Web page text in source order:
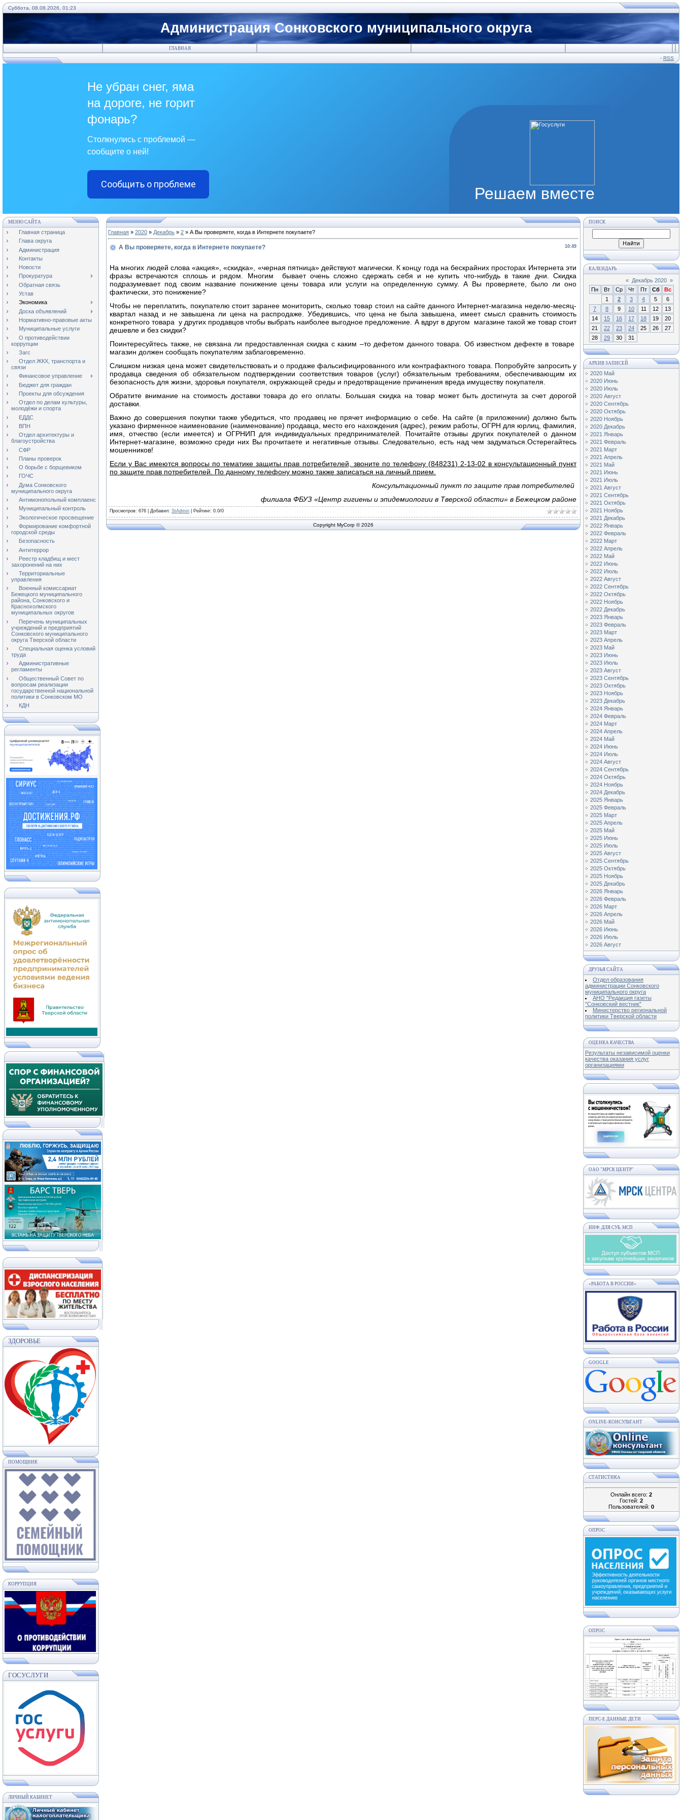
Суббота, 08.08.2026, 01:23
Администрация Сонковского муниципального округа
ГЛАВНАЯ
· RSS
Решаем вместе
Не убран снег, яма
на дороге, не горит
фонарь?
Столкнулись с проблемой —
сообщите о ней!
Сообщить о проблеме
МЕНЮ САЙТА
Главная страница
Глава округа
Администрация
Контакты
Новости
Прокуратура
Обратная связь
Устав
Экономика
Доска объявлений
Нормативно-правовые акты
Муниципальные услуги
О противодействии
коррупции
Загс
Отдел ЖКХ, транспорта и
связи
Финансовое управление
Бюджет для граждан
Проекты для обсуждения
Отдел по делам культуры,
молодёжи и спорта
ЕДДС
ВПН
Отдел архитектуры и
благоустройства
СФР
Планы проверок
О борьбе с борщевиком
ГОЧС
Дума Сонковского
муниципального округа
Антимонопольный комплаенс
Муниципальный контроль
Экологическое просвещение
Формирование комфортной
городской среды
Безопасность
Антитеррор
Реестр кладбищ и мест
захоронений на них
Территориальные
управления
Военный комиссариат
Бежецкого муниципального
района, Сонковского и
Краснохолмского
муниципальных округов
Перечень муниципальных
учреждений и предприятий
Сонковского муниципального
округа Тверской области
Специальная оценка условий
труда
Административные
регламенты
Общественный Совет по
вопросам реализации
государственной национальной
политики в Сонковском МО
КДН
ЗДОРОВЬЕ
ПОМОЩНИК
КОРРУПЦИЯ
ГОСУСЛУГИ
ЛИЧНЫЙ КАБИНЕТ
Главная » 2020 » Декабрь » 2 » А Вы проверяете, когда в Интернете покупаете?
10:49
А Вы проверяете, когда в Интернете покупаете?
На многих людей слова «акция», «скидка», «черная пятница» действуют магически. К концу года на бескрайних просторах Интернета эти
фразы встречаются сплошь и рядом. Многим бывает очень сложно сдержать себя и не купить что-нибудь в такие дни. Скидка
подразумевает под своим название понижение цены товара или услуги на определенную сумму. А Вы проверяете, было ли оно
фактически, это понижение?
Чтобы не переплатить, покупателю стоит заранее мониторить, сколько товар стоил на сайте данного Интернет-магазина неделю-месяц-
квартал назад и не завышена ли цена на распродаже. Убедившись, что цена не была завышена, имеет смысл сравнить стоимость
конкретного товара у других продавцов чтобы выбрать наиболее выгодное предложение. А вдруг в другом магазине такой же товар стоит
дешевле и без скидки?
Поинтересуйтесь также, не связана ли предоставленная скидка с каким –то дефетом данного товара. Об известном дефекте в товаре
магазин должен сообщать покупателям заблаговременно.
Слишком низкая цена может свидетельствовать и о продаже фальсифицированного или контрафактного товара. Попробуйте запросить у
продавца сведения об обязательном подтверждении соответствия товаров (услуг) обязательным требованиям, обеспечивающим их
безопасность для жизни, здоровья покупателя, окружающей среды и предотвращение причинения вреда имуществу покупателя.
Обратите внимание на стоимость доставки товара до его оплаты. Большая скидка на товар может быть достигнута за счет дорогой
доставки.
Важно до совершения покупки также убедиться, что продавец не прячет информацию о себе. На сайте (в приложении) должно быть
указано фирменное наименование (наименование) продавца, место его нахождения (адрес), режим работы, ОГРН для юрлиц, фамилия,
имя, отчество (если имеется) и ОГРНИП для индивидуальных предпринимателей. Почитайте отзывы других покупателей о данном
Интернет-магазине, возможно среди них Вы прочитаете и негативные отзывы. Следовательно, есть над чем задуматься.Остерегайтесь
мошенников!
Если у Вас имеются вопросы по тематике защиты прав потребителей, звоните по телефону (848231) 2-13-02 в консультационный пункт
по защите прав потребителей. По данному телефону можно также записаться на личный прием.
Консультационный пункт по защите прав потребителей
филиала ФБУЗ «Центр гигиены и эпидемиологии в Тверской области» в Бежецком районе
Просмотров: 676 | Добавил: StAdmin Рейтинг: 0.0/0
Copyright MyCorp © 2026
ПОИСК
КАЛЕНДАРЬ
« Декабрь 2020 »
Пн
Вт Ср Чт Пт Сб
Вс
1
2 3 4 5
6
7
8 9 10 11 12
13
14
15 16 17 18 19
20
21
22 23 24 25 26
27
28
29 30 31
АРХИВ ЗАПИСЕЙ
2020 Май
2020 Июнь
2020 Июль
2020 Август
2020 Сентябрь
2020 Октябрь
2020 Ноябрь
2020 Декабрь
2021 Январь
2021 Февраль
2021 Март
2021 Апрель
2021 Май
2021 Июнь
2021 Июль
2021 Август
2021 Сентябрь
2021 Октябрь
2021 Ноябрь
2021 Декабрь
2022 Январь
2022 Февраль
2022 Март
2022 Апрель
2022 Май
2022 Июнь
2022 Июль
2022 Август
2022 Сентябрь
2022 Октябрь
2022 Ноябрь
2022 Декабрь
2023 Январь
2023 Февраль
2023 Март
2023 Апрель
2023 Май
2023 Июнь
2023 Июль
2023 Август
2023 Сентябрь
2023 Октябрь
2023 Ноябрь
2023 Декабрь
2024 Январь
2024 Февраль
2024 Март
2024 Апрель
2024 Май
2024 Июнь
2024 Июль
2024 Август
2024 Сентябрь
2024 Октябрь
2024 Ноябрь
2024 Декабрь
2025 Январь
2025 Февраль
2025 Март
2025 Апрель
2025 Май
2025 Июнь
2025 Июль
2025 Август
2025 Сентябрь
2025 Октябрь
2025 Ноябрь
2025 Декабрь
2026 Январь
2026 Февраль
2026 Март
2026 Апрель
2026 Май
2026 Июнь
2026 Июль
2026 Август
ДРУЗЬЯ САЙТА
Отдел образования
администрации Сонковского
муниципального округа
АНО "Редакция газеты
"Сонковский вестник"
Министерство региональной
политики Тверской области
ОЦЕНКА КАЧЕСТВА
Результаты независимой оценки
качества оказания услуг
организациями
ОАО "МРСК ЦЕНТР"
ИНФ. ДЛЯ СУБ. МСП
«РАБОТА В РОССИИ»
GOOGLE
ONLINE-КОНСУЛЬТАНТ
СТАТИСТИКА
Онлайн всего: 2
Гостей: 2
Пользователей: 0
ОПРОС
ОПРОС
ПЕРС-Е ДАННЫЕ ДЕТИ